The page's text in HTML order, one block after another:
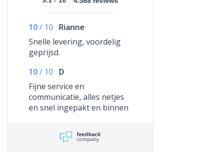
10/ 10
Rianne
Snelle levering, voordelig
geprijsd.
10/ 10
D
Fijne service en
communicatie, alles netjes
en snel ingepakt en binnen
mij thuis aangekomen. Snel
en kwalitatief!